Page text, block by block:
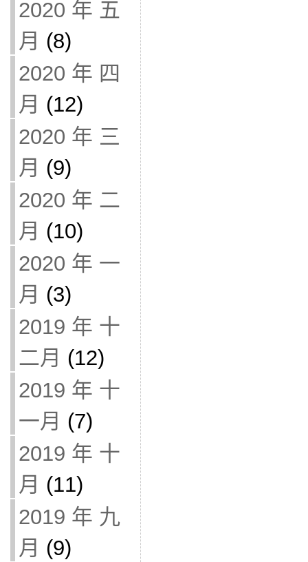
2020 年 五
月 (8)
2020 年 四
月 (12)
2020 年 三
月 (9)
2020 年 二
月 (10)
2020 年 一
月 (3)
2019 年 十
二月 (12)
2019 年 十
一月 (7)
2019 年 十
月 (11)
2019 年 九
月 (9)